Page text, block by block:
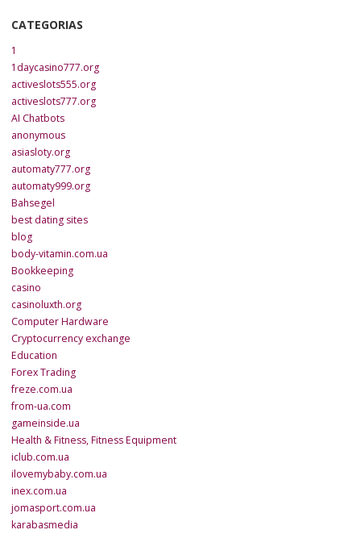
CATEGORIAS
1
1daycasino777.org
activeslots555.org
activeslots777.org
AI Chatbots
anonymous
asiasloty.org
automaty777.org
automaty999.org
Bahsegel
best dating sites
blog
body-vitamin.com.ua
Bookkeeping
casino
casinoluxth.org
Computer Hardware
Cryptocurrency exchange
Education
Forex Trading
freze.com.ua
from-ua.com
gameinside.ua
Health & Fitness, Fitness Equipment
iclub.com.ua
ilovemybaby.com.ua
inex.com.ua
jomasport.com.ua
karabasmedia